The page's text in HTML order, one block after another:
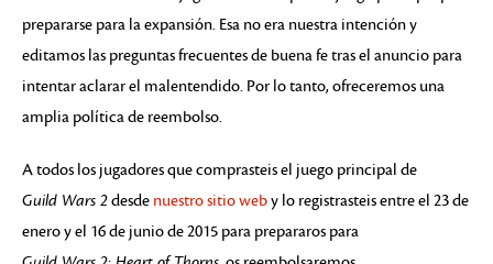
prepararse para la expansión. Esa no era nuestra intención y
editamos las preguntas frecuentes de buena fe tras el anuncio para
intentar aclarar el malentendido. Por lo tanto, ofreceremos una
amplia política de reembolso.
A todos los jugadores que comprasteis el juego principal de
Guild Wars 2desde nuestro sitio weby lo registrasteis entre el 23 de
enero y el 16 de junio de 2015 para prepararos para